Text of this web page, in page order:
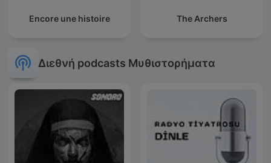
Encore une histoire The Archers
Διεθνή podcasts Μυθιστορήματα